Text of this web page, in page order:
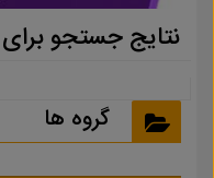
نتایج جستجو
گروه ها